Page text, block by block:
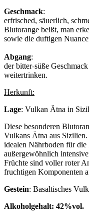
Geschmack:
erfrisched, säuerlich,
Blutorange beißt, man
sowie die duftigen
Abgang:
der bitter-süße
weitertrinken.
Herkunft:
Lage: Vulkan Ätna in
Diese besonderen
Vulkans Ätna aus
idealen Nährboden für
außergewöhnlich
Früchte sind voller roter
fruchtigen Komponenten
Gestein: Basaltisches
Alkoholgehalt: 42%vol.